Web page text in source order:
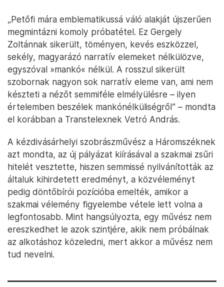
„Petőfi mára emblematikussá váló alakját újszerűen
megmintázni komoly próbatétel. Ez Gergely
Zoltánnak sikerült, töményen, kevés eszközzel,
sekély, magyarázó narratív elemeket nélkülözve,
egyszóval »mankó« nélkül. A rosszul sikerült
szobornak nagyon sok narratív eleme van, ami nem
készteti a nézőt semmiféle elmélyülésre – ilyen
értelemben beszélek mankónélküliségről” – mondta
el korábban a Transtelexnek Vetró András.
A kézdivásárhelyi szobrászművész a Háromszéknek
azt mondta, az új pályázat kiírásával a szakmai zsűri
hitelét vesztette, hiszen semmissé nyilvánították az
általuk kihirdetett eredményt, a közvéleményt
pedig döntőbírói pozícióba emelték, amikor a
szakmai vélemény figyelembe vétele lett volna a
legfontosabb. Mint hangsúlyozta, egy művész nem
ereszkedhet le azok szintjére, akik nem próbálnak
az alkotáshoz közeledni, mert akkor a művész nem
tud nevelni.